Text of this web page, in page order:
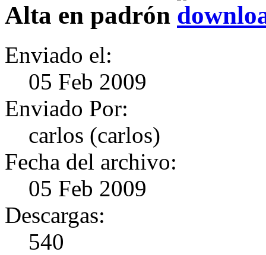
Alta en padrón
Enviado el:
05 Feb 2009
Enviado Por:
carlos (carlos)
Fecha del archivo:
05 Feb 2009
Descargas:
540